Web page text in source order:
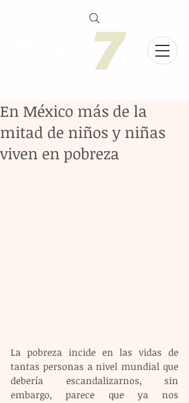
En México más de la
mitad de niños y niñas
viven en pobreza
La pobreza incide en las vidas de
tantas personas a nivel mundial que
debería escandalizarnos, sin
embargo, parece que ya nos